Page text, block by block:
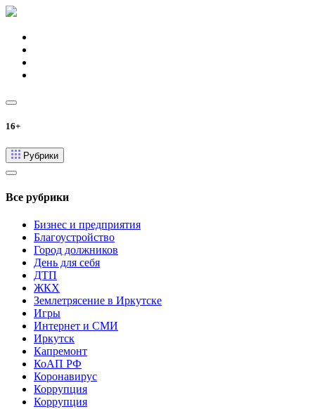
16+
Рубрики
Все рубрики
Бизнес и предприятия
Благоустройство
Город должников
День для себя
ДТП
ЖКХ
Землетрясение в Иркутске
Игры
Интернет и СМИ
Иркутск
Капремонт
КоАП РФ
Коронавирус
Коррупция
Коррупция